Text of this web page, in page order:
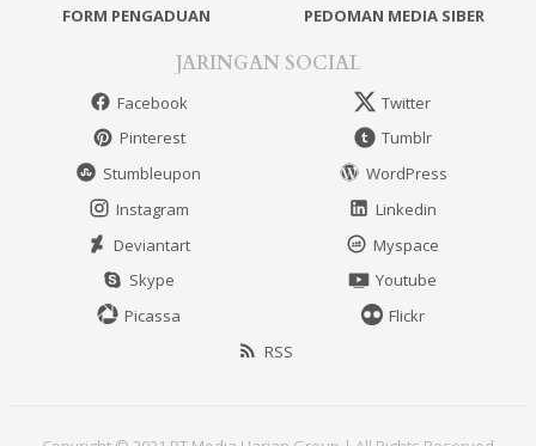
FORM PENGADUAN
PEDOMAN MEDIA SIBER
JARINGAN SOCIAL
Facebook
Twitter
Pinterest
Tumblr
Stumbleupon
WordPress
Instagram
Linkedin
Deviantart
Myspace
Skype
Youtube
Picassa
Flickr
RSS